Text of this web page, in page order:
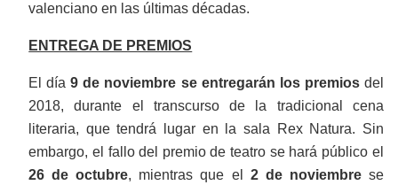
valenciano en las últimas décadas.
ENTREGA DE PREMIOS
El día9 de noviembre se entregarán los premiosdel
2018, durante el transcurso de la tradicional cena
literaria, que tendrá lugar en la sala Rex Natura. Sin
embargo, el fallo del premio de teatro se hará público el
26 de octubre, mientras que el 2 de noviembrese